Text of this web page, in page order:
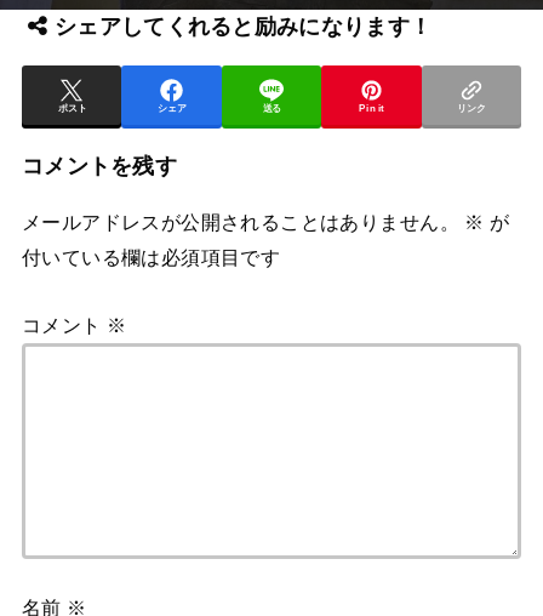
シェアしてくれると励みになります！
ポスト シェア 送る Pin it リンク
コメントを残す
メールアドレスが公開されることはありません。 ※ が
付いている欄は必須項目です
コメント ※
名前 ※